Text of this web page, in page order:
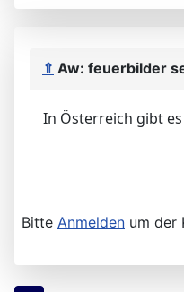
⇑ Aw: feuerbilder
In Österreich gibt
Bitte Anmelden um der